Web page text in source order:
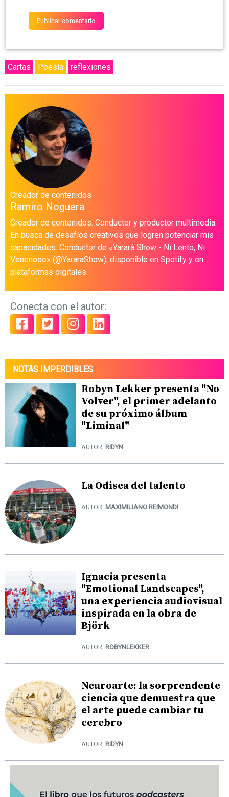
Cartas Poesía reflexiones
Creador de contenidos
Ramiro Noguera
Creador de contenidos. Conductor y productor multimedia.
En busca de desafíos creativos que logren potenciar mis
capacidades. Conductor de «Yarará Show - Ni Lento, Ni
Venenoso» (@YararaShow), disponible en Spotify y en
plataformas digitales.
Conecta con el autor:
NOTAS IMPERDIBLES
Robyn Lekker presenta "No
Volver", el primer adelanto
de su próximo álbum
"Liminal"
AUTOR:RIDYN
La Odisea del talento
AUTOR:MAXIMILIANO REIMONDI
Ignacia presenta
"Emotional Landscapes",
una experiencia audiovisual
inspirada en la obra de
Björk
AUTOR:ROBYNLEKKER
Neuroarte: la sorprendente
ciencia que demuestra que
el arte puede cambiar tu
cerebro
AUTOR:RIDYN